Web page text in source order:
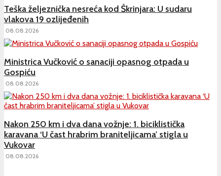
Teška željeznička nesreća kod Škrinjara: U sudaru
vlakova 19 ozlijeđenih
08.08.2026
Ministrica Vučković o sanaciji opasnog otpada u
Gospiću
08.08.2026
Nakon 250 km i dva dana vožnje: 1. biciklistička
karavana ‘U čast hrabrim braniteljicama’ stigla u
Vukovar
08.08.2026